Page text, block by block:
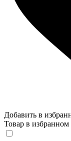
Добавить в
Товар в избранном